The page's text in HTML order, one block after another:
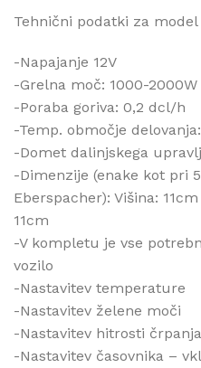
Tehnični podatki za model
-Napajanje 12V
-Grelna moč: 1000-2000W
-Poraba goriva: 0,2 dcl/h
-Temp. območje
-Domet dalinjskega
-Dimenzije (enake kot pri
Eberspacher): Višina:
11cm
-V kompletu je vse
vozilo
-Nastavitev temperature
-Nastavitev želene moči
-Nastavitev hitrosti
-Nastavitev časovnika –